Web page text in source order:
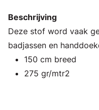
Beschrijving
Deze stof word vaak
badjassen en
150 cm breed
275 gr/mtr2